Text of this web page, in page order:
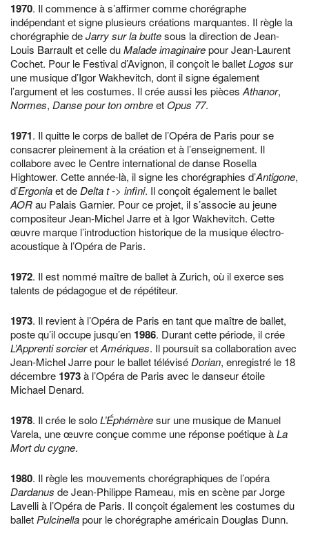
1970. Il commence à s’affirmer comme chorégraphe
indépendant et signe plusieurs créations marquantes. Il règle la
chorégraphie deJarry sur la buttesous la direction de Jean-
Louis Barrault et celle duMalade imaginairepour Jean-Laurent
Cochet. Pour le Festival d’Avignon, il conçoit le balletLogos sur
une musique d’Igor Wakhevitch, dont il signe également
l’argument et les costumes. Il crée aussi les pièces Athanor,
Normes, Danse pour ton ombreetOpus 77.
1971. Il quitte le corps de ballet de l’Opéra de Paris pour se
consacrer pleinement à la création et à l’enseignement. Il
collabore avec le Centre international de danse Rosella
Hightower. Cette année-là, il signe les chorégraphies d’Antigone,
d’Ergoniaet de Delta t -> infini. Il conçoit également le ballet
AORau Palais Garnier. Pour ce projet, il s’associe au jeune
compositeur Jean-Michel Jarre et à Igor Wakhevitch. Cette
œuvre marque l’introduction historique de la musique électro-
acoustique à l’Opéra de Paris.
1972. Il est nommé maître de ballet à Zurich, où il exerce ses
talents de pédagogue et de répétiteur.
1973. Il revient à l’Opéra de Paris en tant que maître de ballet,
poste qu’il occupe jusqu’en 1986. Durant cette période, il crée
L’Apprenti sorcieretAmériques. Il poursuit sa collaboration avec
Jean-Michel Jarre pour le ballet télévisé Dorian, enregistré le 18
décembre 1973à l’Opéra de Paris avec le danseur étoile
Michael Denard.
1978. Il crée le soloL’Éphémèresur une musique de Manuel
Varela, une œuvre conçue comme une réponse poétique àLa
Mort du cygne.
1980. Il règle les mouvements chorégraphiques de l’opéra
Dardanus de Jean-Philippe Rameau, mis en scène par Jorge
Lavelli à l’Opéra de Paris. Il conçoit également les costumes du
ballet Pulcinellapour le chorégraphe américain Douglas Dunn.